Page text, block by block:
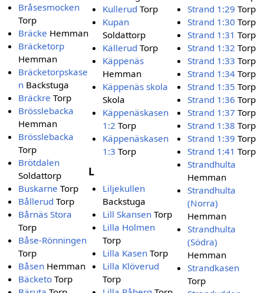
Bråsesmocken
Torp
Bräcke Hemman
Bräcketorp
Hemman
Bräcketorpskase
n Backstuga
Bräckre Torp
Brösslebacka
Hemman
Brösslebacka
Torp
Brötdalen
Soldattorp
Buskarne Torp
Bållerud Torp
Bårnäs Stora
Torp
Båse-Rönningen
Torp
Båsen Hemman
Bäcketo Torp
Kullerud Torp
Kupan
Soldattorp
Källerud Torp
Käppenäs
Hemman
Käppenäs skola
Skola
Käppenäskasen
1:2 Torp
Käppenäskasen
1:3 Torp
L
Liljekullen
Backstuga
Lill Skansen Torp
Lilla Holmen
Torp
Lilla Kasen Torp
Lilla Klöverud
Torp
Strand 1:29 Torp
Strand 1:30 Torp
Strand 1:31 Torp
Strand 1:32 Torp
Strand 1:33 Torp
Strand 1:34Torp
Strand 1:35 Torp
Strand 1:36 Torp
Strand 1:37 Torp
Strand 1:38 Torp
Strand 1:39 Torp
Strand 1:41 Torp
Strandhulta
Hemman
Strandhulta
(Norra)
Hemman
Strandhulta
(Södra)
Hemman
Strandkasen
Torp